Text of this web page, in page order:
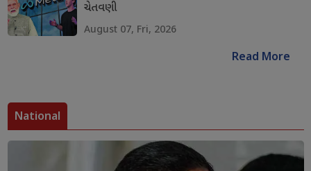
ચેતવણી
August 07, Fri, 2026
Read More
National